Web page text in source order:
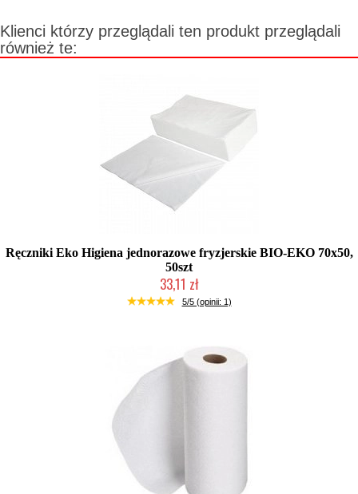
Klienci którzy przeglądali ten produkt przeglądali
również te:
Ręczniki Eko Higiena jednorazowe fryzjerskie BIO-EKO 70x50,
50szt
33,11 zł
Duża ilość (wysyłka w 24h)
5/5 (opinii: 1)